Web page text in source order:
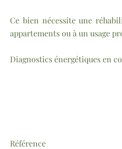
Ce bien nécessite une
appartements ou à un usage
Diagnostics énergétiques en
Référence